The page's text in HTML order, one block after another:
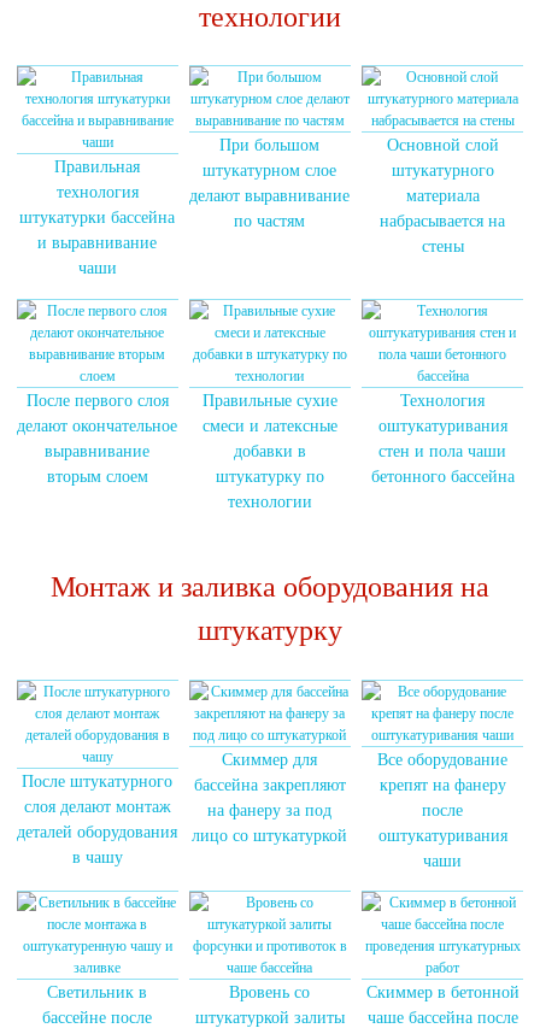
технологии
Правильная
технология
штукатурки бассейна
и выравнивание
чаши
При большом
штукатурном слое
делают выравнивание
по частям
Основной слой
штукатурного
материала
набрасывается на
стены
После первого слоя
делают окончательное
выравнивание
вторым слоем
Правильные сухие
смеси и латексные
добавки в
штукатурку по
технологии
Технология
оштукатуривания
стен и пола чаши
бетонного бассейна
Монтаж и заливка оборудования на
штукатурку
После штукатурного
слоя делают монтаж
деталей оборудования
в чашу
Скиммер для
бассейна закрепляют
на фанеру за под
лицо со штукатуркой
Все оборудование
крепят на фанеру
после
оштукатуривания
чаши
Светильник в
бассейне после
Вровень со
штукатуркой залиты
Скиммер в бетонной
чаше бассейна после